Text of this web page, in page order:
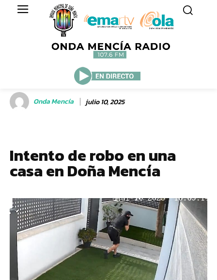
Onda Mencía julio 10, 2025
Intento de robo en una
casa en Doña Mencía